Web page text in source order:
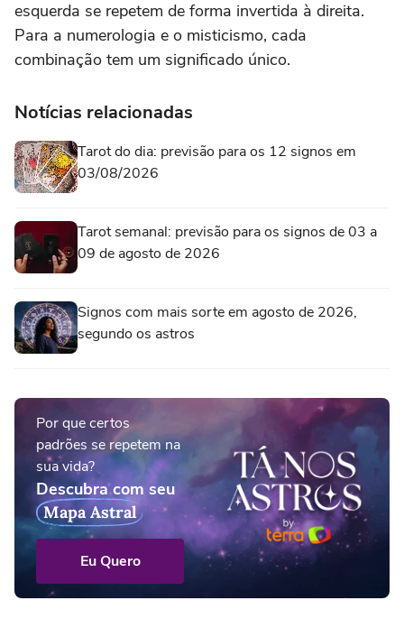
esquerda se repetem de forma invertida à direita.
Para a numerologia e o misticismo, cada
combinação tem um significado único.
Notícias relacionadas
Tarot do dia: previsão para os 12 signos em
03/08/2026
Tarot semanal: previsão para os signos de 03 a
09 de agosto de 2026
Signos com mais sorte em agosto de 2026,
segundo os astros
Por que certos
padrões se repetem na
sua vida?
Descubra com seu
Mapa Astral
Eu Quero